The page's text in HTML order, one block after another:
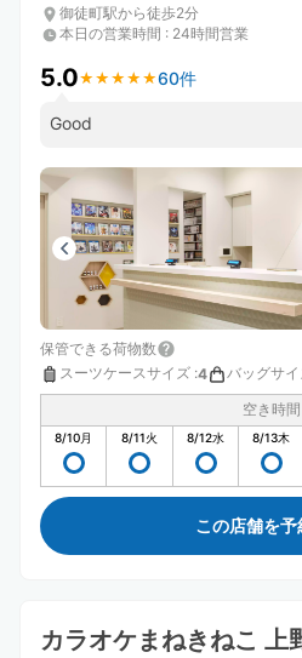
御徒町駅から徒歩2分
本日の営業時間 : 24時間営業
5.0★ ★ ★ ★ ★
★ ★ ★ ★ ★60件
Good
保管できる荷物数
スーツケースサイズ :4 バッグサ
空き時間
8/10月 8/11火 8/12水 8/13木
この店舗を予
カラオケまねきねこ 上